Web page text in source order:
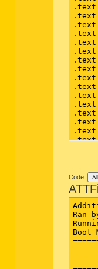
Code:
Ran
Boot